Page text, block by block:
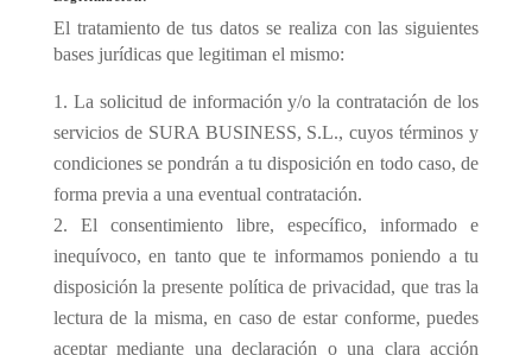
El tratamiento de tus datos se realiza con las siguientes
bases jurídicas que legitiman el mismo:
La solicitud de información y/o la contratación de los
servicios de SURA BUSINESS, S.L., cuyos términos y
condiciones se pondrán a tu disposición en todo caso, de
forma previa a una eventual contratación.
El consentimiento libre, específico, informado e
inequívoco, en tanto que te informamos poniendo a tu
disposición la presente política de privacidad, que tras la
lectura de la misma, en caso de estar conforme, puedes
aceptar mediante una declaración o una clara acción